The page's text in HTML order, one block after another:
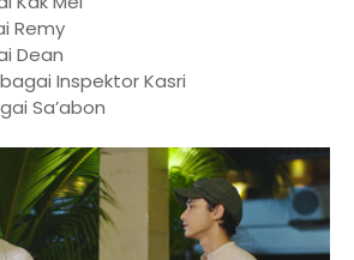
Remy
Dean
Inspektor Kasri
Sa’abon